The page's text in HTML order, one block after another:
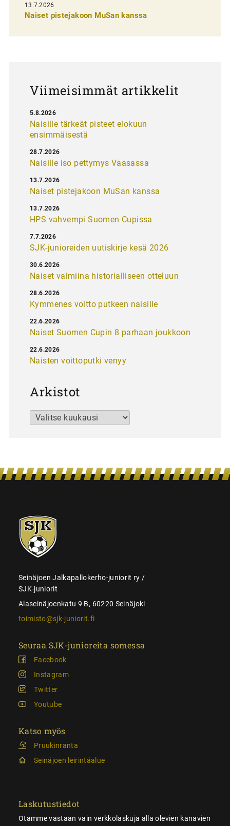
e
13.7.2026
Naiset pistejakoon MuSan kanssa
Viimeisimmät artikkelit
Naisille tärkeät pisteet elokuun
ensimmäisestä
5.8.2026
Naisille iso pettymys Vaasassa
28.7.2026
Naiset pistejakoon MuSan kanssa
13.7.2026
HPS vahvempi Suomen Cupissa
13.7.2026
SJK-junioreiden uutiskirje kesä 2026
7.7.2026
Naiset valmiina historialliseen otteluun
30.6.2026
Kymmenes voitto putkeen naisille
28.6.2026
Naiset Suomen Cupin 8 parhaan joukkoon
22.6.2026
Naisten voittoputki venyy
22.6.2026
Arkistot
Arkistot
SJK-
juniorit
Seinäjoen Jalkapallokerho-juniorit ry /
SJK-juniorit
Alaseinäjoenkatu 9 B, 60220 Seinäjoki
toimisto@sjk-juniorit.fi
Seuraa SJK-junioreita somessa
Facebook
Instagram
Twitter
Youtube
Katso myös
Pruukinranta
Seinäjoen leirintäalue
Laskutustiedot
Otamme vastaan vain verkkolaskuja alla olevien kanavien